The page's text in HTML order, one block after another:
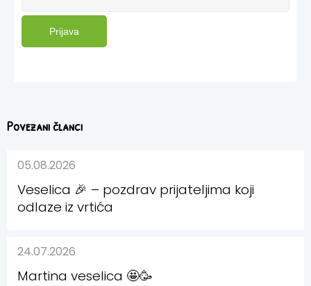
Prijava
Povezani članci
05.08.2026
Veselica 🎉 – pozdrav prijateljima koji
odlaze iz vrtića
24.07.2026
Martina veselica 🤩🥳